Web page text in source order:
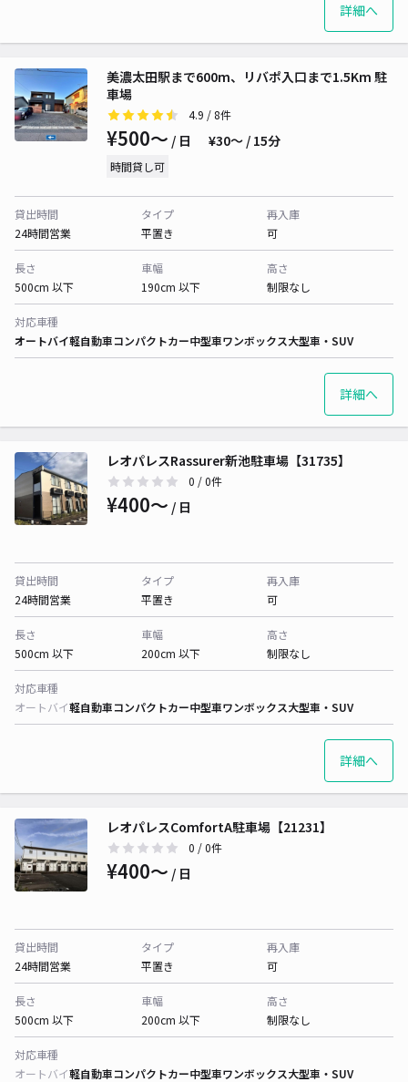
詳細へ
美濃太田駅まで600m、リバポ入口まで1.5Km 駐
車場
4.9 / 8件
¥500〜 / 日 ¥30〜 / 15分
時間貸し可
貸出時間
24時間営業
タイプ
平置き
再入庫
可
長さ
500cm 以下
車幅
190cm 以下
高さ
制限なし
対応車種
オートバイ軽自動車コンパクトカー中型車ワンボックス大型車・SUV
詳細へ
レオパレスRassurer新池駐車場【31735】
0 / 0件
¥400〜 / 日
貸出時間
24時間営業
タイプ
平置き
再入庫
可
長さ
500cm 以下
車幅
200cm 以下
高さ
制限なし
対応車種
オートバイ軽自動車コンパクトカー中型車ワンボックス大型車・SUV
詳細へ
レオパレスComfortA駐車場【21231】
0 / 0件
¥400〜 / 日
貸出時間
24時間営業
タイプ
平置き
再入庫
可
長さ
500cm 以下
車幅
200cm 以下
高さ
制限なし
対応車種
オートバイ軽自動車コンパクトカー中型車ワンボックス大型車・SUV